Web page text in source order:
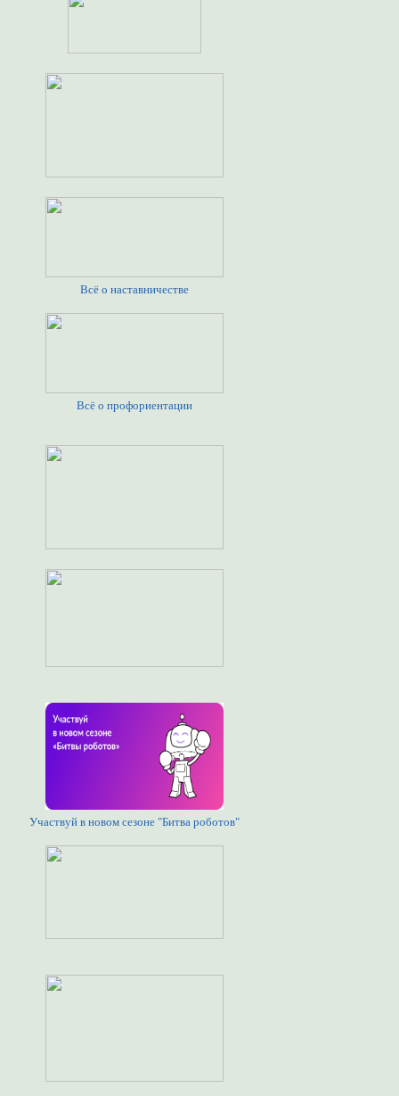
Всё о наставничестве
Всё о профориентации
Участвуй в новом сезоне "Битва роботов"